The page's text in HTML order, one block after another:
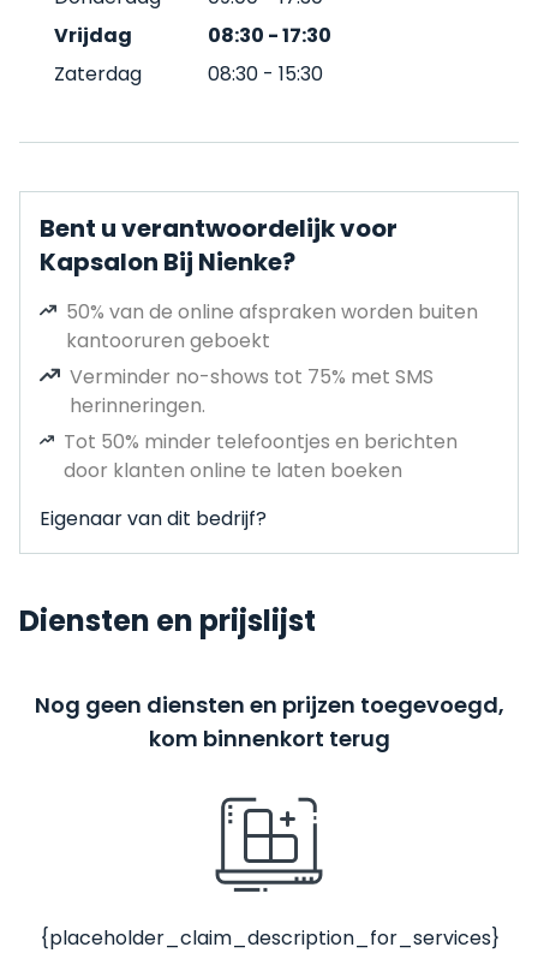
Vrijdag
08:30 -17:30
Zaterdag
08:30 - 15:30
Bent u verantwoordelijk voor
Kapsalon Bij Nienke?
50% van de online afspraken worden buiten
kantooruren geboekt
Verminder no-shows tot 75% met SMS
herinneringen.
Tot 50% minder telefoontjes en berichten
door klanten online te laten boeken
Eigenaar van dit bedrijf?
Diensten en prijslijst
Nog geen diensten en prijzen toegevoegd,
kom binnenkort terug
{placeholder_claim_description_for_services}